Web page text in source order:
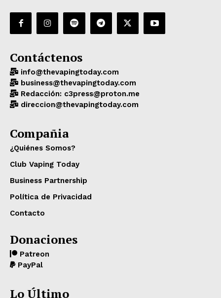
Contáctenos
info@thevapingtoday.com
business@thevapingtoday.com
Redacción: c3press@proton.me
direccion@thevapingtoday.com
Compañia
¿Quiénes Somos?
Club Vaping Today
Business Partnership
Política de Privacidad
Contacto
Donaciones
Patreon
PayPal
Lo Último